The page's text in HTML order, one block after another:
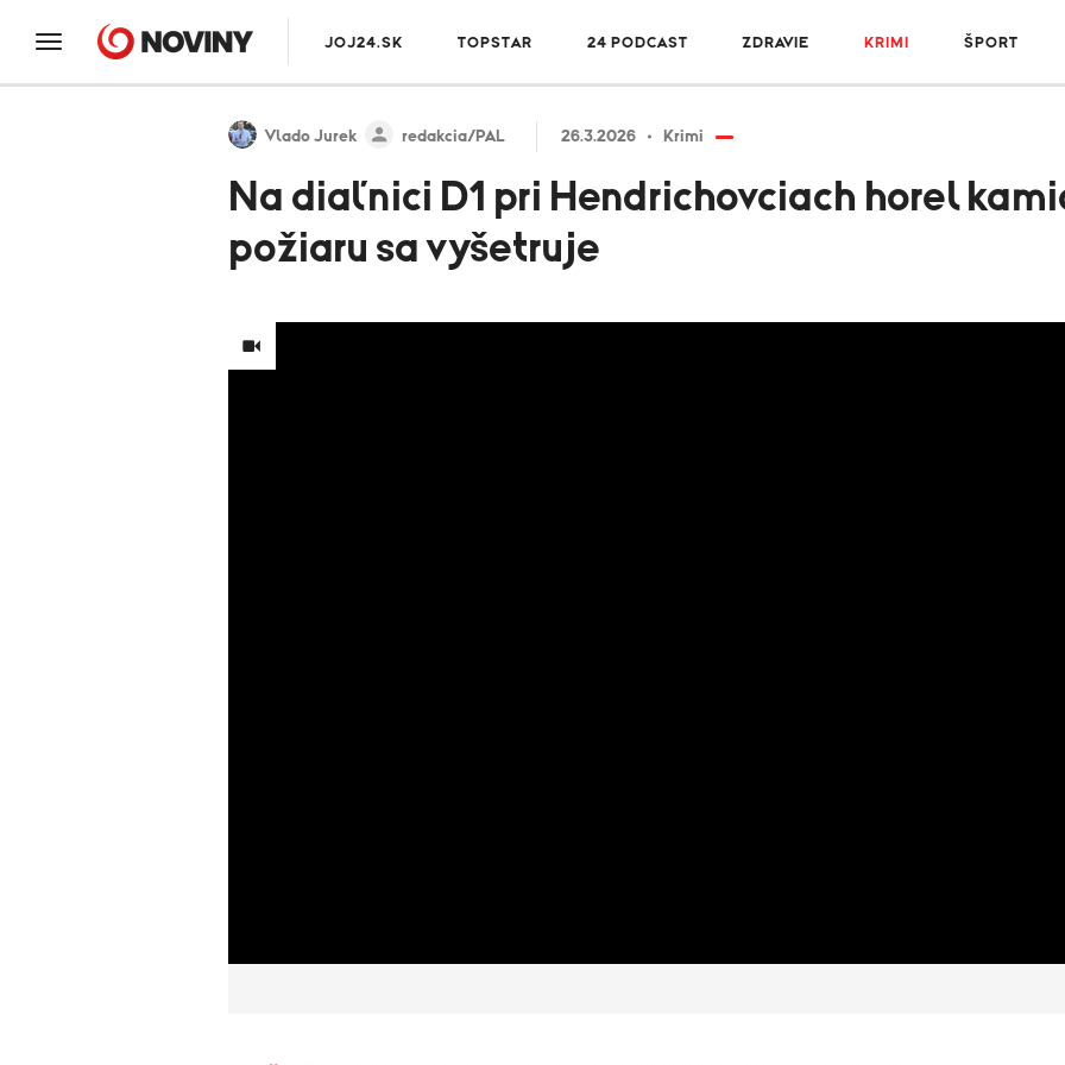
JOJ24.SK TOPSTAR 24 PODCAST ZDRAVIE KRIMI ŠPORT
Vlado Jurek redakcia/PAL 26.3.2026 Krimi
Na diaľnici D1 pri Hendrichovciach horel
požiaru sa vyšetruje